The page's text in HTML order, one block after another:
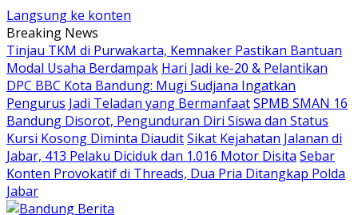
Langsung ke konten
Breaking News
Tinjau TKM di Purwakarta, Kemnaker Pastikan Bantuan
Modal Usaha Berdampak Hari Jadi ke-20 & Pelantikan
DPC BBC Kota Bandung: Mugi Sudjana Ingatkan
Pengurus Jadi Teladan yang BermanfaatSPMB SMAN 16
Bandung Disorot, Pengunduran Diri Siswa dan Status
Kursi Kosong Diminta DiauditSikat Kejahatan Jalanan di
Jabar, 413 Pelaku Diciduk dan 1.016 Motor Disita Sebar
Konten Provokatif di Threads, Dua Pria Ditangkap Polda
Jabar